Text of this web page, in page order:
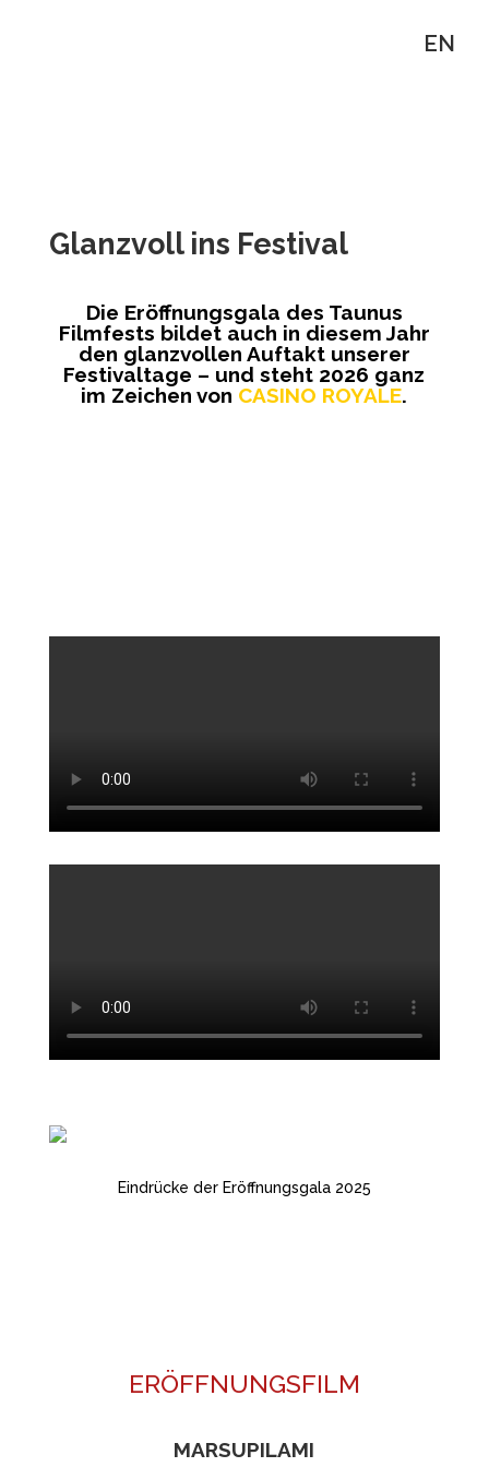
EN
Glanzvoll ins Festival
Die Eröffnungsgala des Taunus
Filmfests bildet auch in diesem Jahr
den glanzvollen Auftakt unserer
Festivaltage – und steht 2026 ganz
im Zeichen von CASINO ROYALE.
Eindrücke der Eröffnungsgala 2025
ERÖFFNUNGSFILM
MARSUPILAMI